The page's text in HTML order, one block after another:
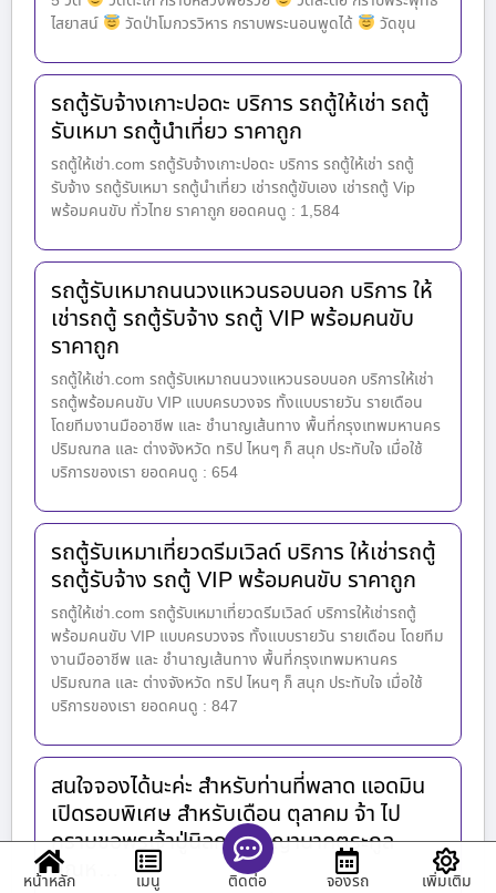
ไสยาสน์
วัดป่าโมกวรวิหาร กราบพระนอนพูดได้ วัดขุน
รถตู้รับจ้างเกาะปอดะ บริการ รถตู้ให้เช่า รถตู้
รับเหมา รถตู้นำเที่ยว ราคาถูก
รถตู้ให้เช่า.com รถตู้รับจ้างเกาะปอดะ บริการ รถตู้ให้เช่า รถตู้
รับจ้าง รถตู้รับเหมา รถตู้นำเที่ยว เช่ารถตู้ขับเอง เช่ารถตู้ Vip
พร้อมคนขับ ทั่วไทย ราคาถูก ยอดคนดู : 1,584
รถตู้รับเหมาถนนวงแหวนรอบนอก บริการ ให้
เช่ารถตู้ รถตู้รับจ้าง รถตู้ VIP พร้อมคนขับ
ราคาถูก
รถตู้ให้เช่า.com รถตู้รับเหมาถนนวงแหวนรอบนอก บริการให้เช่า
รถตู้พร้อมคนขับ VIP แบบครบวงจร ทั้งแบบรายวัน รายเดือน
โดยทีมงานมืออาชีพ และ ชำนาญเส้นทาง พื้นที่กรุงเทพมหานคร
ปริมณฑล และ ต่างจังหวัด ทริป ไหนๆ ก็ สนุก ประทับใจ เมื่อใช้
บริการของเรา ยอดคนดู : 654
รถตู้รับเหมาเที่ยวดรีมเวิลด์ บริการ ให้เช่ารถตู้
รถตู้รับจ้าง รถตู้ VIP พร้อมคนขับ ราคาถูก
รถตู้ให้เช่า.com รถตู้รับเหมาเที่ยวดรีมเวิลด์ บริการให้เช่ารถตู้
พร้อมคนขับ VIP แบบครบวงจร ทั้งแบบรายวัน รายเดือน โดยทีม
งานมืออาชีพ และ ชำนาญเส้นทาง พื้นที่กรุงเทพมหานคร
ปริมณฑล และ ต่างจังหวัด ทริป ไหนๆ ก็ สนุก ประทับใจ เมื่อใช้
บริการของเรา ยอดคนดู : 847
สนใจจองได้นะค่ะ สำหรับท่านที่พลาด แอดมิน
เปิดรอบพิเศษ สำหรับเดือน ตุลาคม จ้า ไป
กราบขอพรเจ้าปู่นิลกาฬ พญานาคตระกูล
กัณห…
หน้าหลัก เมนู ติดต่อ จองรถ เพิ่มเติม